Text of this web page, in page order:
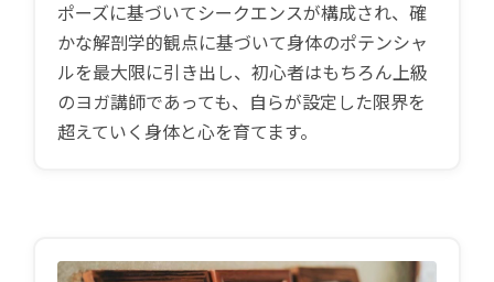
ポーズに基づいてシークエンスが構成され、確
かな解剖学的観点に基づいて身体のポテンシャ
ルを最大限に引き出し、初心者はもちろん上級
のヨガ講師であっても、自らが設定した限界を
超えていく身体と心を育てます。